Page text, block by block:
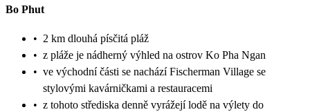
Bo Phut
• 2 km dlouhá písčitá pláž
• z pláže je nádherný výhled na ostrov Ko Pha Ngan
• ve východní části se nachází Fischerman Village se
stylovými kavárničkami a restauracemi
• z tohoto střediska denně vyrážejí lodě na výlety do